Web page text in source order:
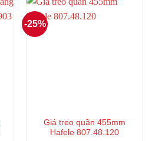
-25%
Giá treo quần 455mm
Hafele 807.48.120